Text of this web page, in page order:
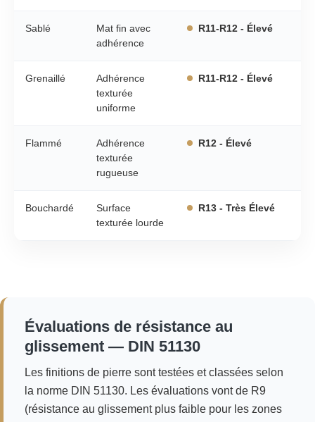
Sablé
Mat fin avec
adhérence
R11-R12 - Élevé
Grenaillé
Adhérence
texturée
uniforme
R11-R12 - Élevé
Flammé
Adhérence
texturée
rugueuse
R12 - Élevé
Bouchardé
Surface
texturée lourde
R13 - Très Élevé
Évaluations de résistance au
glissement — DIN 51130
Les finitions de pierre sont testées et classées selon
la norme DIN 51130. Les évaluations vont de R9
(résistance au glissement plus faible pour les zones